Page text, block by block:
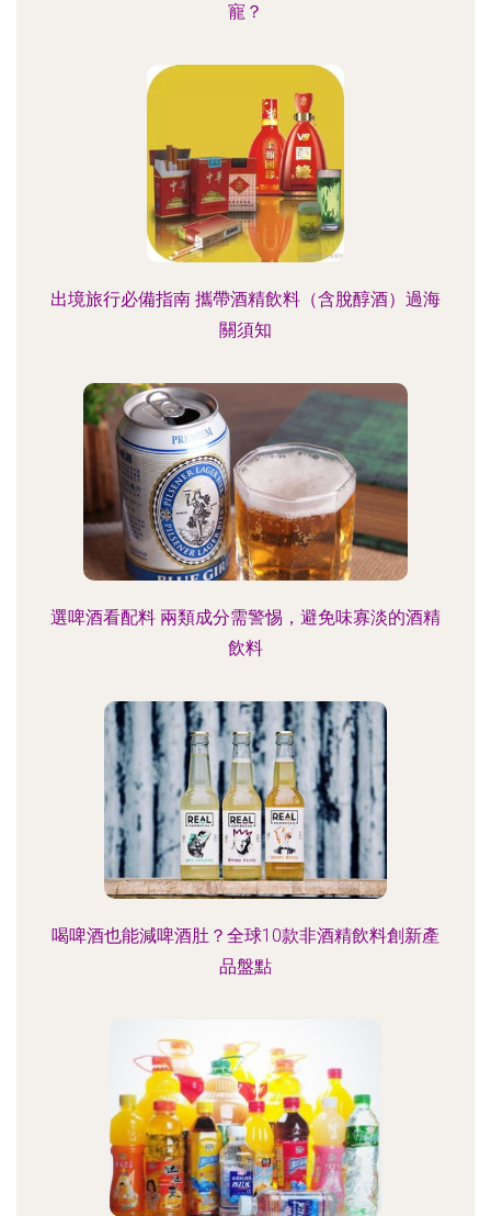
寵？
出境旅行必備指南 攜帶酒精飲料（含脫醇酒）過海
關須知
選啤酒看配料 兩類成分需警惕，避免味寡淡的酒精
飲料
喝啤酒也能減啤酒肚？全球10款非酒精飲料創新產
品盤點